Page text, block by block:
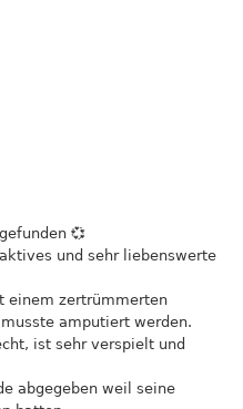
💞
und sehr liebenswerte
einem zertrümmerten
amputiert werden.
ist sehr verspielt und
abgegeben weil seine